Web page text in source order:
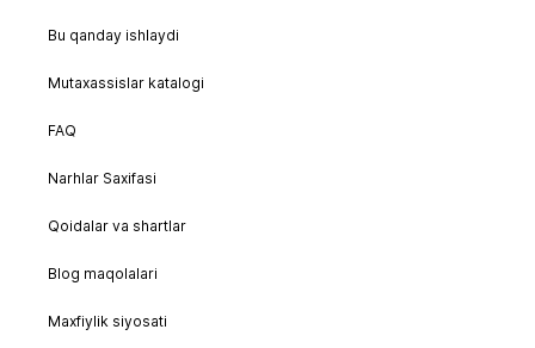
Bu qanday ishlaydi
Mutaxassislar katalogi
FAQ
Narhlar Saxifasi
Qoidalar va shartlar
Blog maqolalari
Maxfiylik siyosati